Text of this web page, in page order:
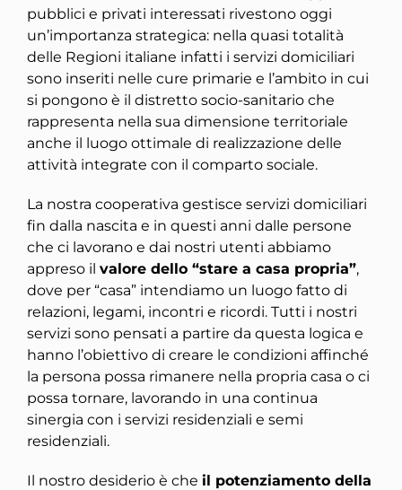
pubblici e privati interessati rivestono oggi
un’importanza strategica: nella quasi totalità
delle Regioni italiane infatti i servizi domiciliari
sono inseriti nelle cure primarie e l’ambito in cui
si pongono è il distretto socio-sanitario che
rappresenta nella sua dimensione territoriale
anche il luogo ottimale di realizzazione delle
attività integrate con il comparto sociale.
La nostra cooperativa gestisce servizi domiciliari
fin dalla nascita e in questi anni dalle persone
che ci lavorano e dai nostri utenti abbiamo
appreso il valore dello “stare a casa propria”,
dove per “casa” intendiamo un luogo fatto di
relazioni, legami, incontri e ricordi. Tutti i nostri
servizi sono pensati a partire da questa logica e
hanno l’obiettivo di creare le condizioni affinché
la persona possa rimanere nella propria casa o ci
possa tornare, lavorando in una continua
sinergia con i servizi residenziali e semi
residenziali.
Il nostro desiderio è che il potenziamento della